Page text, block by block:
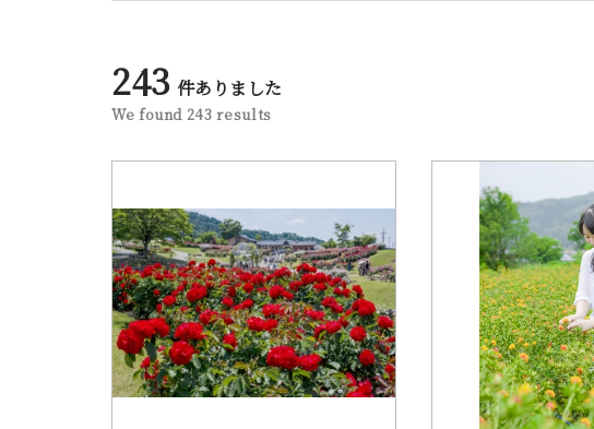
243 件ありました
We found 243 results